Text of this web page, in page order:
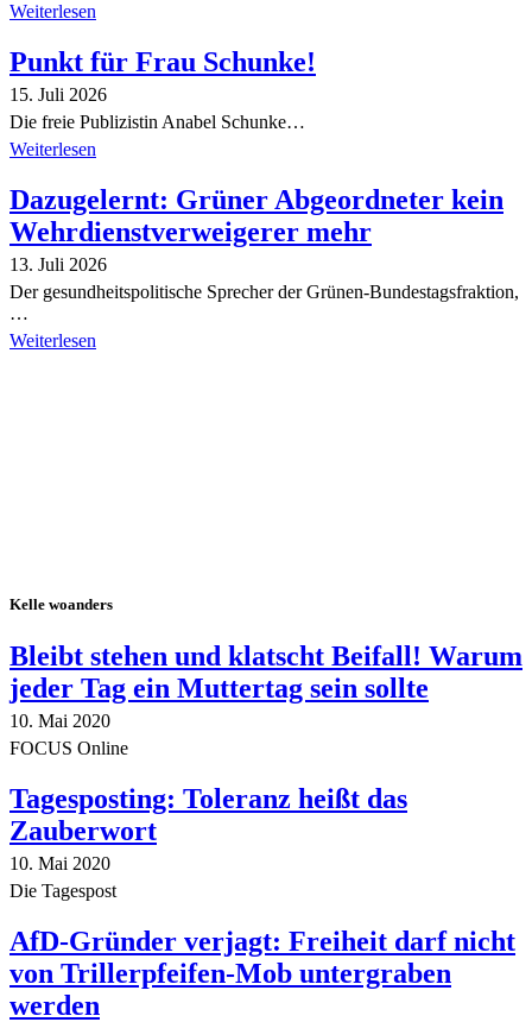
Weiterlesen
Punkt für Frau Schunke!
15. Juli 2026
Die freie Publizistin Anabel Schunke…
Weiterlesen
Dazugelernt: Grüner Abgeordneter kein
Wehrdienstverweigerer mehr
13. Juli 2026
Der gesundheitspolitische Sprecher der Grünen-Bundestagsfraktion,
…
Weiterlesen
Kelle woanders
Bleibt stehen und klatscht Beifall! Warum
jeder Tag ein Muttertag sein sollte
10. Mai 2020
FOCUS Online
Tagesposting: Toleranz heißt das
Zauberwort
10. Mai 2020
Die Tagespost
AfD-Gründer verjagt: Freiheit darf nicht
von Trillerpfeifen-Mob untergraben
werden